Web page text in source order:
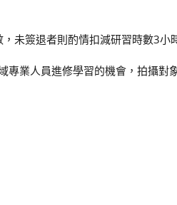
未簽退者則酌情扣減研習時數3小
業人員進修學習的機會，拍攝對